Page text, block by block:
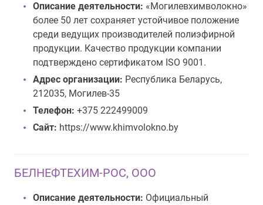
Описание деятельности: «Могилевхимволокно»
более 50 лет сохраняет устойчивое положение
среди ведущих производителей полиэфирной
продукции. Качество продукции компании
подтверждено сертификатом ISO 9001.
Адрес организации: Республика Беларусь,
212035, Могилев-35
Телефон: +375 222499009
Сайт: https://www.khimvolokno.by
БЕЛНЕФТЕХИМ-РОС, ООО
Описание деятельности: Официальный